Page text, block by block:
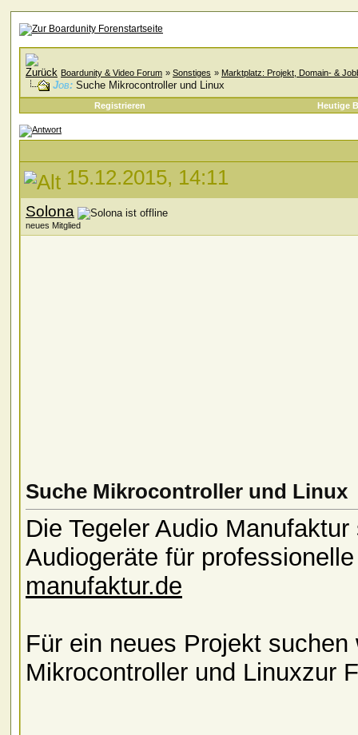
Boardunity & Video Forum » Sonstiges » Marktplatz: Projekt, Domain- &
Job: Suche Mikrocontroller und Linux
Registrieren Heutige
15.12.2015, 14:11
Solona
neues Mitglied
Suche Mikrocontroller und Linux
Die Tegeler Audio
Audiogeräte für
manufaktur.de
Für ein neues Projekt
Mikrocontroller und Linuxzur